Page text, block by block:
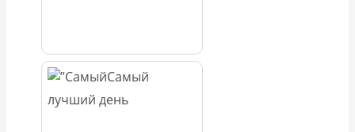
Самый
лучший день